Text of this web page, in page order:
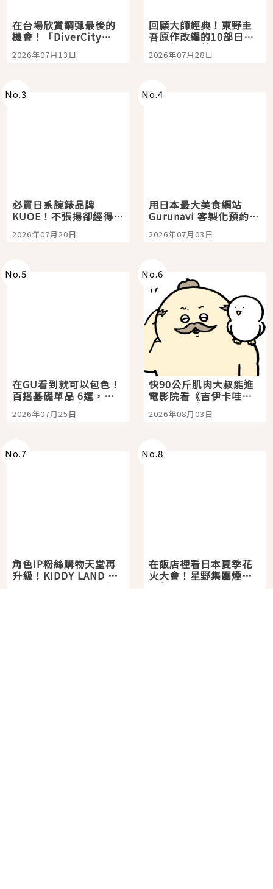
在台場欣賞鋼彈最後的
機會！「DiverCity
Tokyo Plaza」搭船、
購物、美食及夜景，一
2026年07月13日
回顧大師經典！東野圭
吾原作改編的10部日本
影視作品推薦
2026年07月28日
No.3
必買日系腕錶品牌
KUOE！不張揚卻經得起
時間洗鍊的經典之作五
選
2026年07月20日
No.4
用日本最大美食網站
Gurunavi 客製化預約九
大都市餐廳，打造專屬
美食體驗！
2026年07月03日
No.5
在GU看到就可以包色！
百搭基礎單品 6選，閉
眼全收也不心疼
2026年07月25日
No.6
快90公斤肌肉大叔能進
電影院看《吉伊卡哇》
嗎？日本重金屬樂團
「打首」會長與nagano
2026年08月03日
No.7
角色IP粉絲購物天堂再
升級！KIDDY LAND 原
宿店吉伊卡哇迎客，新
No.8
在飯店裡看日本夏季花
火大會！星野集團煙火
景觀飯店6選，讓你不用